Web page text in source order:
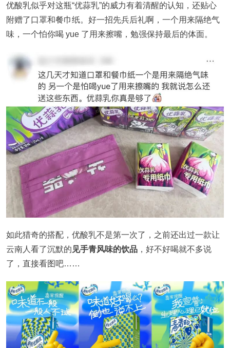
优酸乳似乎对这瓶“优蒜乳”的威力有着清醒的认知，还贴心
附赠了口罩和餐巾纸。好一招先兵后礼啊，一个用来隔绝气
味，一个怕你喝 yue 了用来擦嘴，勉强保持最后的体面。
如此猎奇的搭配，优酸乳不是第一次了，之前还出过一款让
云南人看了沉默的 见手青风味的饮品 ，好不好喝就不多说
了，直接看图吧……